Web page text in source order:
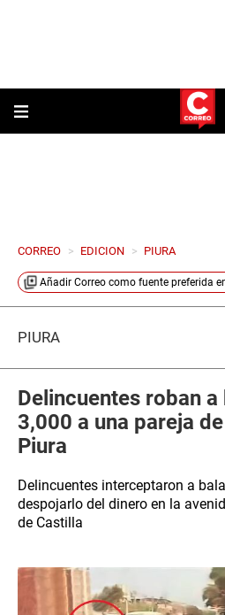
CORREO > EDICION > PIURA
Añadir Correo como fuente preferida
PIURA
Delincuentes roban
3,000 a una pareja
Piura
Delincuentes interceptaron a
despojarlo del dinero en la
de Castilla